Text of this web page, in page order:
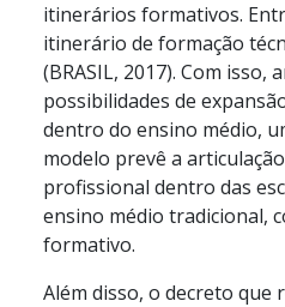
itinerários formativos.
itinerário de formação
(BRASIL, 2017). Com isso,
possibilidades de
dentro do ensino médio,
modelo prevê a
profissional dentro das
ensino médio tradicional,
formativo.
Além disso, o decreto que